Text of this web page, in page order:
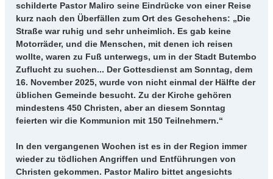
schilderte Pastor Maliro seine Eindrücke von einer Reise
kurz nach den Überfällen zum Ort des Geschehens: „Die
Straße war ruhig und sehr unheimlich. Es gab keine
Motorräder, und die Menschen, mit denen ich reisen
wollte, waren zu Fuß unterwegs, um in der Stadt Butembo
Zuflucht zu suchen... Der Gottesdienst am Sonntag, dem
16. November 2025, wurde von nicht einmal der Hälfte der
üblichen Gemeinde besucht. Zu der Kirche gehören
mindestens 450 Christen, aber an diesem Sonntag
feierten wir die Kommunion mit 150 Teilnehmern.“
In den vergangenen Wochen ist es in der Region immer
wieder zu tödlichen Angriffen und Entführungen von
Christen gekommen. Pastor Maliro bittet angesichts